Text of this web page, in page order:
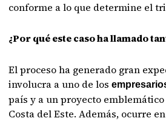
conforme a lo que determine el
¿Por qué este caso ha llamado
El proceso ha generado gran
involucra a uno de los
país y a un proyecto
Costa del Este. Además, ocurre